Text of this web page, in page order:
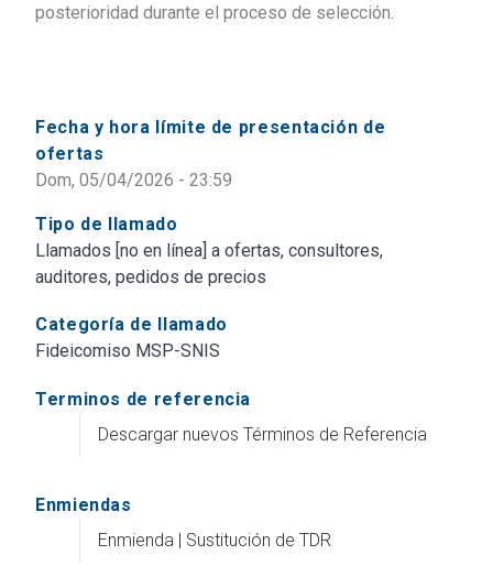
Fecha y hora límite de presentación de
ofertas
Dom, 05/04/2026 - 23:59
Tipo de llamado
Llamados [no en línea] a ofertas, consultores,
auditores, pedidos de precios
Categoría de llamado
Fideicomiso MSP-SNIS
Terminos de referencia
Descargar nuevos Términos de Referencia
Enmiendas
Enmienda | Sustitución de TDR
posterioridad durante el proceso de selección.